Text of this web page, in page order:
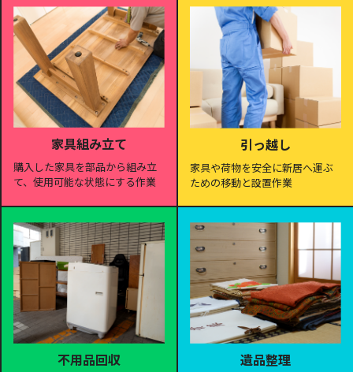
家具組み立て
購入した家具を部品から組み立
て、使用可能な状態にする作業
引っ越し
家具や荷物を安全に新居へ運ぶ
ための移動と設置作業
不用品回収 遺品整理